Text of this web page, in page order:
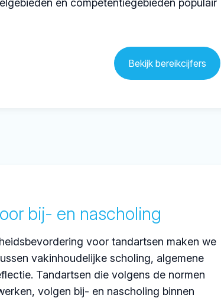
en competentiegebieden populair
Bekijk bereikcijfers
bij- en nascholing
voor tandartsen maken we
vakinhoudelijke scholing, algemene
Tandartsen die volgens de normen
volgen bij- en nascholing binnen